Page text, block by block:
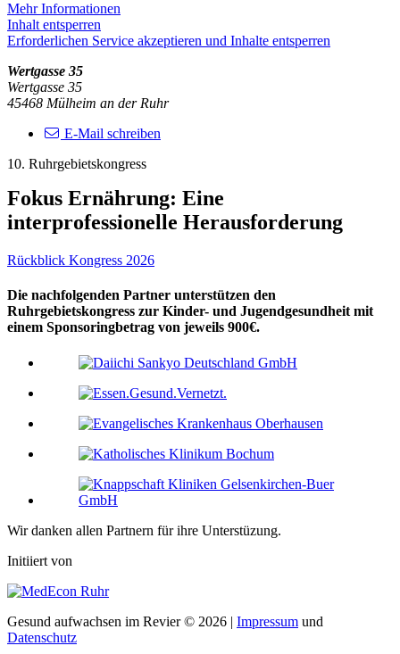
Mehr Informationen
Inhalt entsperren
Erforderlichen Service akzeptieren und Inhalte entsperren
Wertgasse 35
Wertgasse 35
45468 Mülheim an der Ruhr
E-Mail schreiben
10. Ruhrgebietskongress
Fokus Ernährung: Eine
interprofessionelle Herausforderung
Rückblick Kongress 2026
Die nachfolgenden Partner unterstützen den
Ruhrgebietskongress zur Kinder- und Jugendgesundheit mit
einem Sponsoringbetrag von jeweils 900€.
Wir danken allen Partnern für ihre Unterstüzung.
Initiiert von
Gesund aufwachsen im Revier © 2026 | Impressum und
Datenschutz